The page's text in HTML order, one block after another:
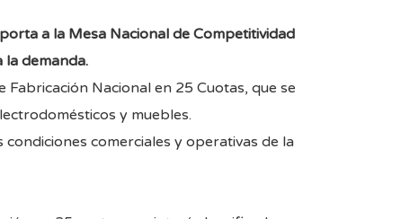
a la Mesa Nacional de Competitividad
la demanda.
Nacional en 25 Cuotas, que se
y muebles.
comerciales y operativas de la